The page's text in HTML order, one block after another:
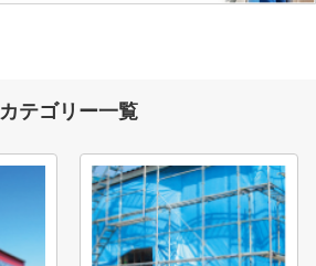
カテゴリー一覧